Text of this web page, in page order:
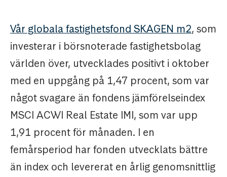
Vår globala fastighetsfond SKAGEN m2, som
investerar i börsnoterade fastighetsbolag
världen över, utvecklades positivt i oktober
med en uppgång på 1,47 procent, som var
något svagare än fondens jämförelseindex
MSCI ACWI Real Estate IMI, som var upp
1,91 procent för månaden. I en
femårsperiod har fonden utvecklats bättre
än index och levererat en årlig genomsnittlig